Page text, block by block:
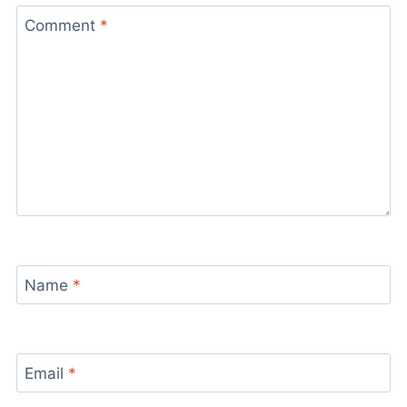
Comment *
Name *
Email *